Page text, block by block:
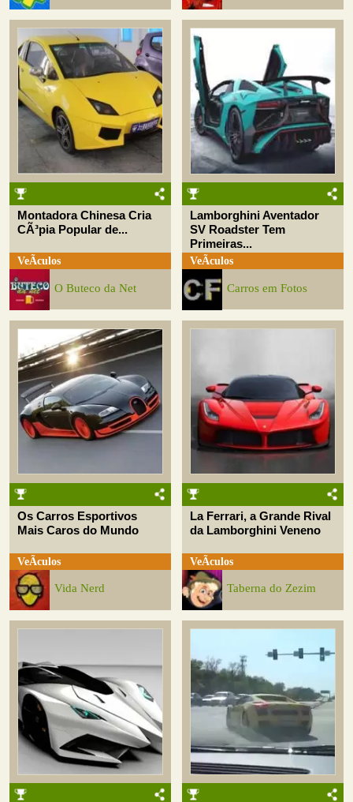
Montadora Chinesa Cria
CÃ³pia Popular de...
VeÃ­culos
O Buteco da Net
Lamborghini Aventador
SV Roadster Tem
Primeiras...
VeÃ­culos
Carros em Fotos
Os Carros Esportivos
Mais Caros do Mundo
VeÃ­culos
Vida Nerd
La Ferrari, a Grande Rival
da Lamborghini Veneno
VeÃ­culos
Taberna do Zezim